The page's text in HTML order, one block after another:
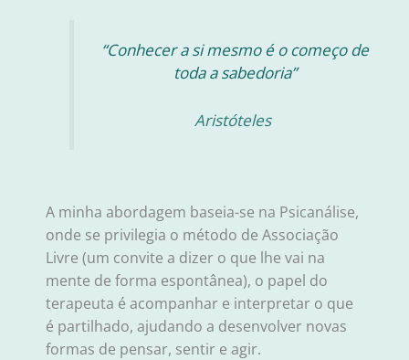
“Conhecer a si mesmo é o começo de
toda a sabedoria”
Aristóteles
A minha abordagem baseia-se na Psicanálise,
onde se privilegia o método de Associação
Livre (um convite a dizer o que lhe vai na
mente de forma espontânea), o papel do
terapeuta é acompanhar e interpretar o que
é partilhado, ajudando a desenvolver novas
formas de pensar, sentir e agir.